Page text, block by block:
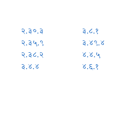
२.३०.३
२.३५.९
२.३८.२
३.४.४
३.८.१
३.४९.४
४.४.५
४.६.१